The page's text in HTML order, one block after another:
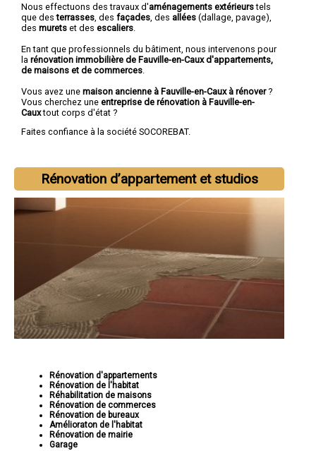
Nous effectuons des travaux d'aménagements extérieurstels
que desterrasses , des façades , des allées (dallage, pavage),
des murets et des escaliers
En tant que professionnels du bâtiment, nous intervenons pour
la rénovation immobilière de Fauville-en-Caux d'appartements,
de maisons et de commerces
Vous avez une maison ancienne à Fauville-en-Caux à rénover?
Vous cherchez une entreprise de rénovation à Fauville-en-
Cauxtout corps d'état ?
Faites confiance à la société SOCOREBAT.
Rénovation d’appartement et studios
Rénovation d'appartements
Rénovation de l'habitat
Réhabilitation de maisons
Rénovation de commerces
Rénovation de bureaux
Amélioraton de l'habitat
Rénovation de mairie
Garage